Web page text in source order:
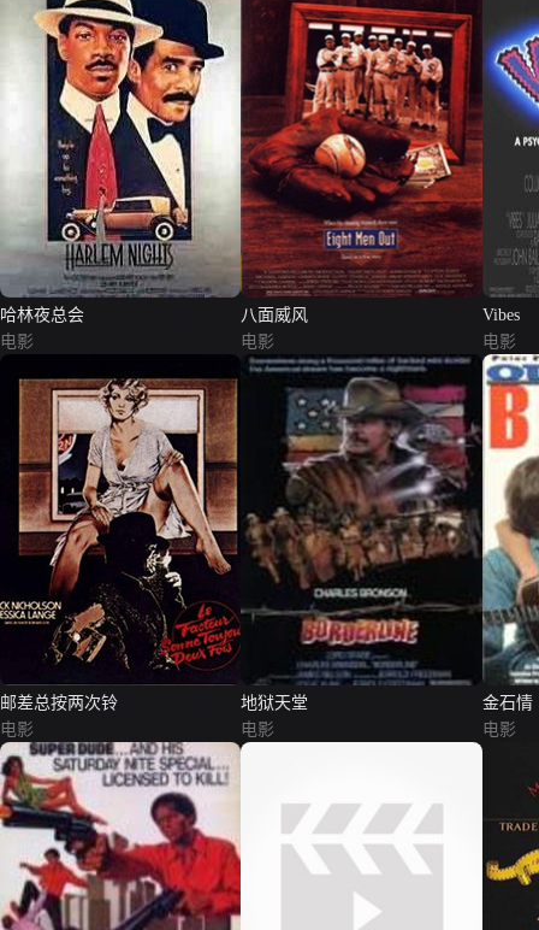
哈林夜总会
电影
八面威风
电影
Vibes
电影
邮差总按两次铃
电影
地狱天堂
电影
金石情
电影